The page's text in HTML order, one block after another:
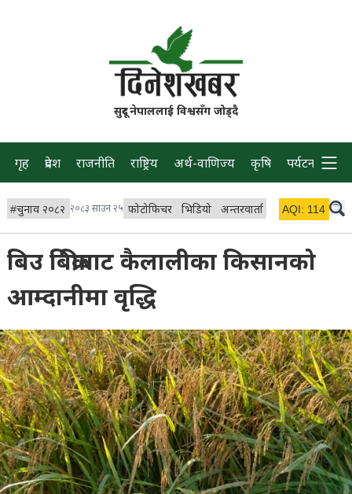
सुदूर नेपाललाई विश्वसँग जोड्दै
गृह प्रदेश राजनीति राष्ट्रिय अर्थ-वाणिज्य कृषि पर्यटन प्रवास
#चुनाव २०८२ २०८३ साउन २५ फोटोफिचर भिडियो अन्तरवार्ता विचार/ब्लग
AQI: 114
बिउ बिक्रीबाट कैलालीका किसानको
आम्दानीमा वृद्धि